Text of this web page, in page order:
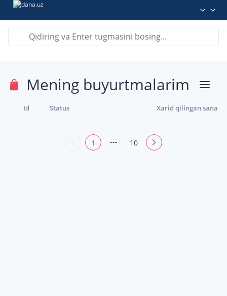
Mening buyurtmalarim
Id Status Xarid qilingan sana
1 10